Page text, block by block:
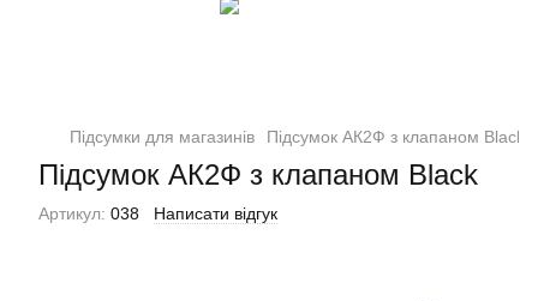
Підсумки для магазинів Підсумок АК2Ф з клапаном Black
Підсумок АК2Ф з клапаном Black
Артикул: 038 Написати відгук